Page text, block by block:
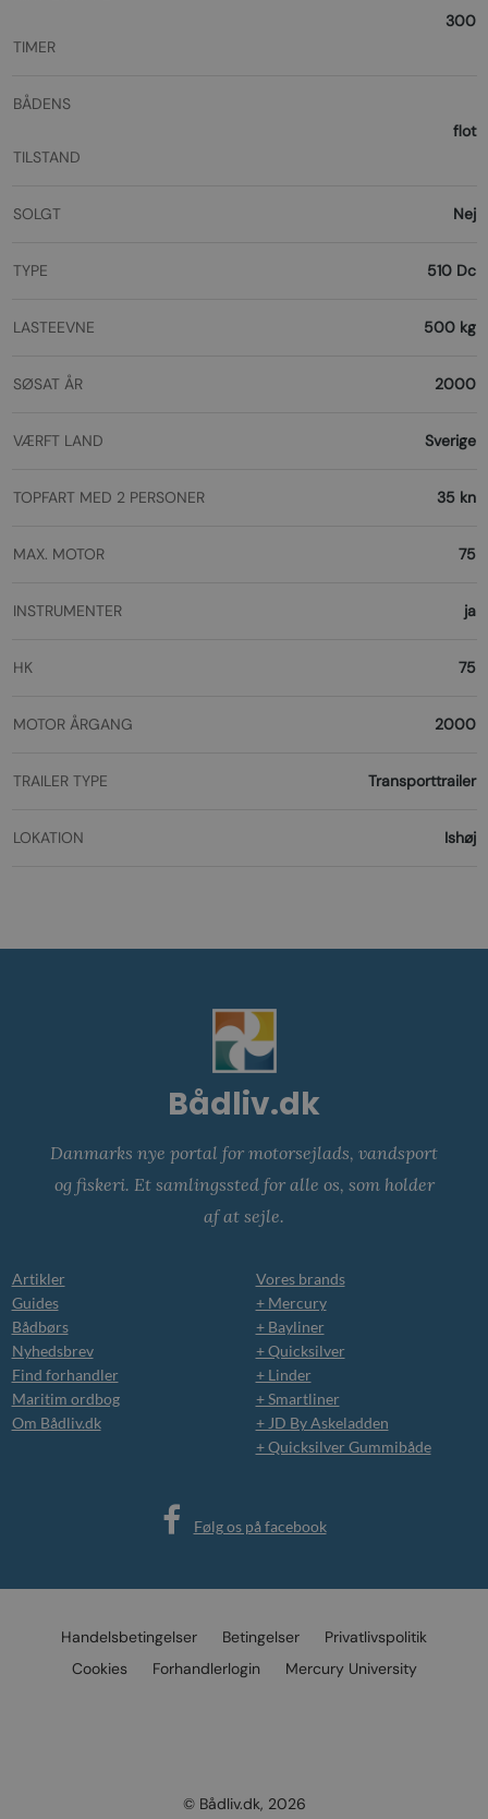
TIMER
300
BÅDENS
TILSTAND
flot
SOLGT Nej
TYPE 510 Dc
LASTEEVNE 500 kg
SØSAT ÅR 2000
VÆRFT LAND Sverige
TOPFART MED 2 PERSONER 35 kn
MAX. MOTOR 75
INSTRUMENTER ja
HK 75
MOTOR ÅRGANG 2000
TRAILER TYPE Transporttrailer
LOKATION Ishøj
Bådliv.dk
Danmarks nye portal for motorsejlads, vandsport
og fiskeri. Et samlingssted for alle os, som holder
af at sejle.
Artikler
Guides
Bådbørs
Nyhedsbrev
Find forhandler
Maritim ordbog
Om Bådliv.dk
Vores brands
+ Mercury
+ Bayliner
+ Quicksilver
+ Linder
+ Smartliner
+ JD By Askeladden
+ Quicksilver Gummibåde
Følg os på facebook
Handelsbetingelser Betingelser
Privatlivspolitik
Cookies
Forhandlerlogin Mercury University
© Bådliv.dk, 2026